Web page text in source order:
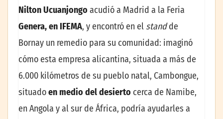
Nilton Ucuanjongo acudió a Madrid a la Feria
Genera, en IFEMA, y encontró en el standde
Bornay un remedio para su comunidad: imaginó
cómo esta empresa alicantina, situada a más de
6.000 kilómetros de su pueblo natal, Cambongue,
situadoen medio del desierto cerca de Namibe,
en Angola y al sur de África, podría ayudarles a